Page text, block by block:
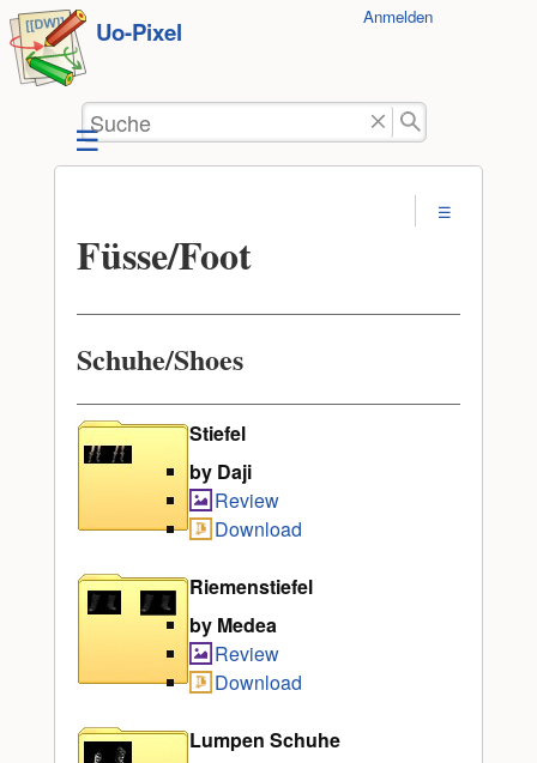
zum
Inhalt
springen
Uo-Pixel Anmelden
Suche
Füsse/Foot
Schuhe/Shoes
Stiefel
by Daji
Review
Download
Riemenstiefel
by Medea
Review
Download
Lumpen Schuhe